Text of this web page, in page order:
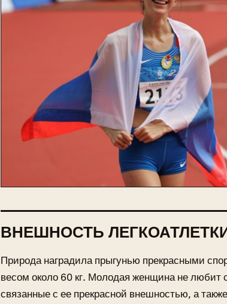
ВНЕШНОСТЬ
Природа наградила прыгунью прекрасными
весом около 60 кг. Молодая женщина не любит
связанные с ее прекрасной внешностью, а